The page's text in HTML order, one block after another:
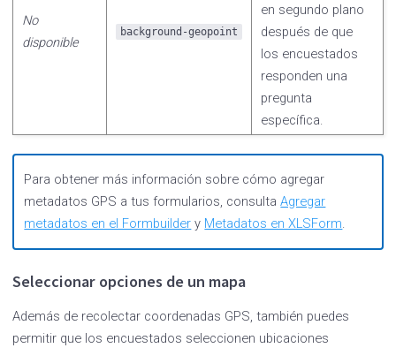
No
disponible
background-geopoint
en segundo plano
después de que
los encuestados
responden una
pregunta
específica.
Para obtener más información sobre cómo agregar
metadatos GPS a tus formularios, consultaAgregar
metadatos en el Formbuilder y Metadatos en XLSForm.
Seleccionar opciones de un mapa
Además de recolectar coordenadas GPS, también puedes
permitir que los encuestados seleccionen ubicaciones